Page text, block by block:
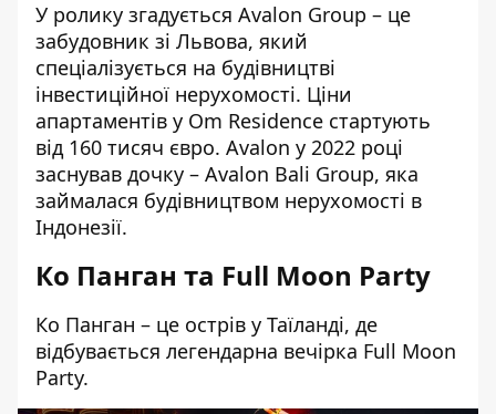
У ролику згадується Avalon Group – це
забудовник зі Львова, який
спеціалізується на будівництві
інвестиційної нерухомості. Ціни
апартаментів у Om Residence стартують
від 160 тисяч євро. Avalon у 2022 році
заснував дочку – Avalon Bali Group, яка
займалася будівництвом нерухомості в
Індонезії.
Ко Панган та Full Moon Party
Ко Панган – це острів у Таїланді, де
відбувається легендарна вечірка Full Moon
Party.